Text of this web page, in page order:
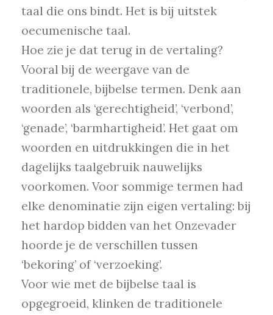
taal die ons bindt. Het is bij uitstek
oecumenische taal.
Hoe zie je dat terug in de vertaling?
Vooral bij de weergave van de
traditionele, bijbelse termen. Denk aan
woorden als ‘gerechtigheid’, ‘verbond’,
‘genade’, ‘barmhartigheid’. Het gaat om
woorden en uitdrukkingen die in het
dagelijks taalgebruik nauwelijks
voorkomen. Voor sommige termen had
elke denominatie zijn eigen vertaling: bij
het hardop bidden van het Onzevader
hoorde je de verschillen tussen
‘bekoring’ of ‘verzoeking’.
Voor wie met de bijbelse taal is
opgegroeid, klinken de traditionele